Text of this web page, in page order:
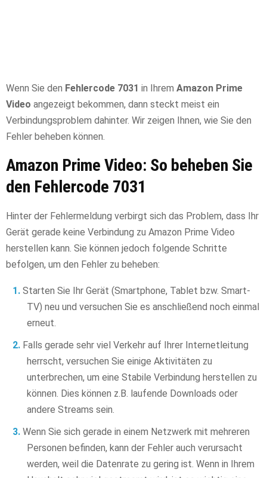
Wenn Sie den Fehlercode 7031 in Ihrem Amazon Prime
Video angezeigt bekommen, dann steckt meist ein
Verbindungsproblem dahinter. Wir zeigen Ihnen, wie Sie den
Fehler beheben können.
Amazon Prime Video: So beheben Sie
den Fehlercode 7031
Hinter der Fehlermeldung verbirgt sich das Problem, dass Ihr
Gerät gerade keine Verbindung zu Amazon Prime Video
herstellen kann. Sie können jedoch folgende Schritte
befolgen, um den Fehler zu beheben:
Starten Sie Ihr Gerät (Smartphone, Tablet bzw. Smart-
TV) neu und versuchen Sie es anschließend noch einmal
erneut.
Falls gerade sehr viel Verkehr auf Ihrer Internetleitung
herrscht, versuchen Sie einige Aktivitäten zu
unterbrechen, um eine Stabile Verbindung herstellen zu
können. Dies können z.B. laufende Downloads oder
andere Streams sein.
Wenn Sie sich gerade in einem Netzwerk mit mehreren
Personen befinden, kann der Fehler auch verursacht
werden, weil die Datenrate zu gering ist. Wenn in Ihrem